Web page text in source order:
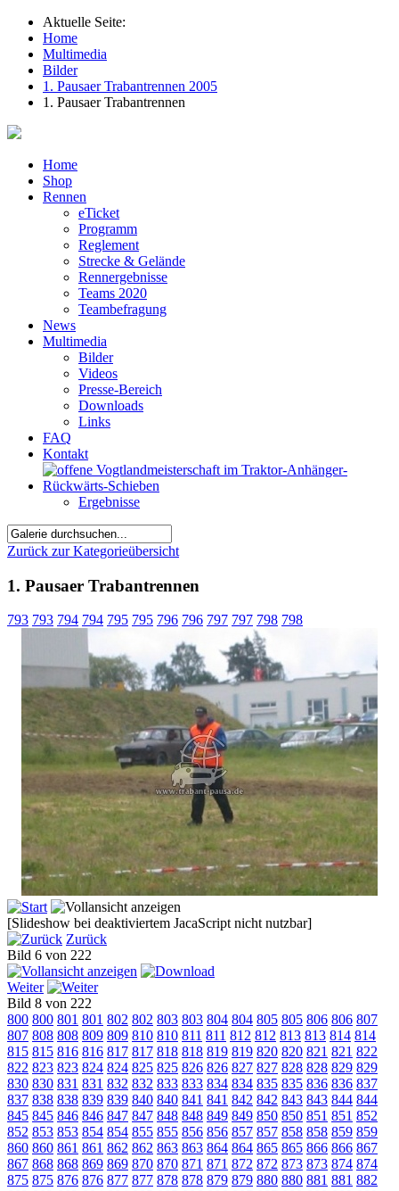
Aktuelle Seite:
Home
Multimedia
Bilder
1. Pausaer Trabantrennen 2005
1. Pausaer Trabantrennen
Home
Shop
Rennen
eTicket
Programm
Reglement
Strecke & Gelände
Rennergebnisse
Teams 2020
Teambefragung
News
Multimedia
Bilder
Videos
Presse-Bereich
Downloads
Links
FAQ
Kontakt
Ergebnisse
Zurück zur Kategorieübersicht
1. Pausaer Trabantrennen
793 793 794 794 795 795 796 796 797 797 798 798
[Slideshow bei deaktiviertem JacaScript nicht nutzbar]
Zurück
Bild 6 von 222
Weiter
Bild 8 von 222
800 800 801 801 802 802 803 803 804 804 805 805 806 806 807
807 808 808 809 809 810 810 811 811 812 812 813 813 814 814
815 815 816 816 817 817 818 818 819 819 820 820 821 821 822
822 823 823 824 824 825 825 826 826 827 827 828 828 829 829
830 830 831 831 832 832 833 833 834 834 835 835 836 836 837
837 838 838 839 839 840 840 841 841 842 842 843 843 844 844
845 845 846 846 847 847 848 848 849 849 850 850 851 851 852
852 853 853 854 854 855 855 856 856 857 857 858 858 859 859
860 860 861 861 862 862 863 863 864 864 865 865 866 866 867
867 868 868 869 869 870 870 871 871 872 872 873 873 874 874
875 875 876 876 877 877 878 878 879 879 880 880 881 881 882